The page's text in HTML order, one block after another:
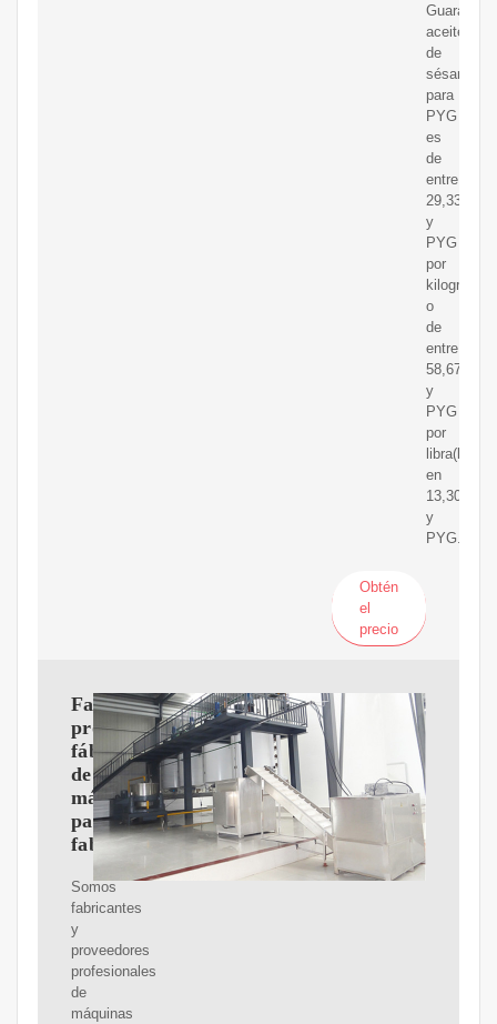
Guaraní
aceite
de
sésamo
para
PYG
es
de
entre
29,335.38
y
PYG
por
kilogramo
o
de
entre
58,670.77
y
PYG
por
libra(lb)
en
13,304.03
y
PYG.
Obtén
el
precio
Fabricantes,
proveedores,
fábrica
de
máquinas
para
fabricar
Somos
fabricantes
y
proveedores
profesionales
de
máquinas